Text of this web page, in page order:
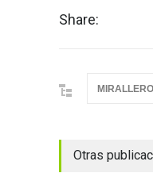
Share:
Otras